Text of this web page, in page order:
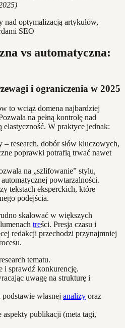
vs automatyczna:
i ograniczenia w 2025
to wciąż domena najbardziej
na pełną kontrolę nad
elastyczność. W praktyce jednak:
– research, dobór słów kluczowych,
poprawki potrafią trwać nawet
na „szlifowanie” stylu,
powtarzalności.
tekstach eksperckich, które
podejścia.
skalować w większych
treści. Presja czasu i
redakcji przechodzi przynajmniej
tematu.
i sprawdź konkurencję.
uwagę na strukturę i
własnej analizy oraz
publikacji (meta tagi,